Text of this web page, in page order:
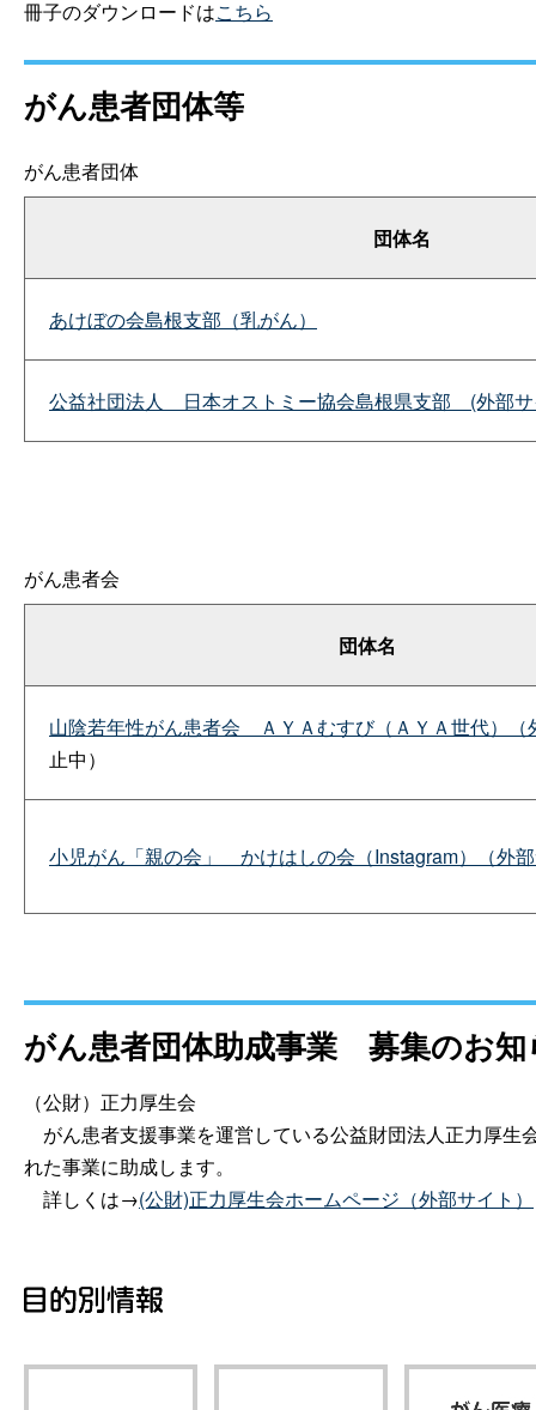
冊子のダウンロードはこちら
がん患者団体等
がん患者団体
団体名
あけぼの会島根支部（乳がん）
公益社団法人 日本オストミー協会島根県支部 (外部
がん患者会
団体名
山陰若年性がん患者会
ＡＹＡむすび（ＡＹＡ世代）
止中）
小児がん「親の会 」 かけはしの会（Instagram）（外
がん患者団体助成事業 募集のお
（公財）正力厚生会
がん患者支援事業を運営している公益財団法人正力厚生
れた事業に助成します。
詳しくは→(公財)正力厚生会ホームページ（外部サイト）